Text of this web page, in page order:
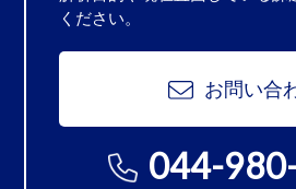
ください。
お問い合
044-